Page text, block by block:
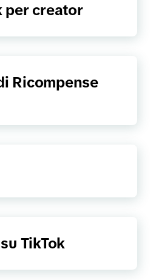
per creator
Ricompense
TikTok